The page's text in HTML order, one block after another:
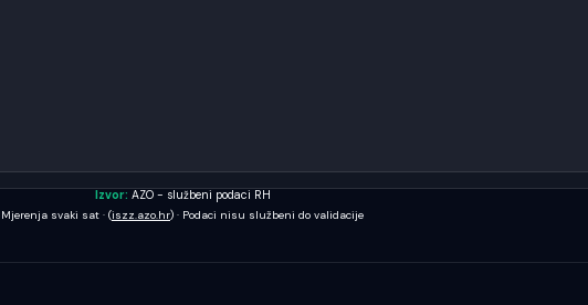
Izvor: AZO - službeni podaci RH
Mjerenja svaki sat · (iszz.azo.hr) · Podaci nisu službeni do validacije